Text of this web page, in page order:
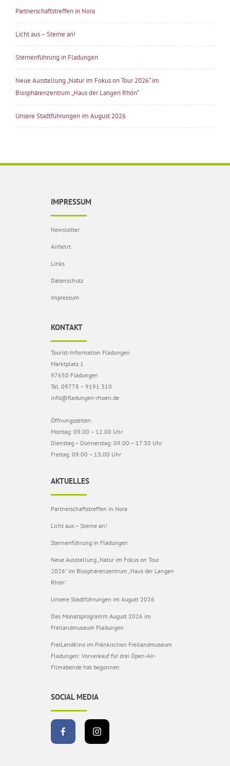
Partnerschaftstreffen in Nora
Licht aus – Sterne an!
Sternenführung in Fladungen
Neue Ausstellung „Natur im Fokus on Tour 2026“ im
Biosphärenzentrum „Haus der Langen Rhön“
Unsere Stadtführungen im August 2026
IMPRESSUM
Newsletter
Anfahrt
Links
Datenschutz
Impressum
KONTAKT
Tourist-Information Fladungen
Marktplatz 1
97650 Fladungen
Tel. 09778 – 9191 310
info@fladungen-rhoen.de
Öffnungszeiten:
Montag: 09.00 – 12.00 Uhr
Dienstag – Donnerstag: 09.00 – 17.30 Uhr
Freitag: 09.00 – 13.00 Uhr
AKTUELLES
Partnerschaftstreffen in Nora
Licht aus – Sterne an!
Sternenführung in Fladungen
Neue Ausstellung „Natur im Fokus on Tour
2026“ im Biosphärenzentrum „Haus der Langen
Rhön“
Unsere Stadtführungen im August 2026
Das Monatsprogramm August 2026 im
Freilandmuseum Fladungen
FreiLandKino im Fränkischen Freilandmuseum
Fladungen: Vorverkauf für drei Open-Air-
Filmabende hat begonnen
SOCIAL MEDIA